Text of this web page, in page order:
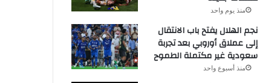
منذ يوم واحد
نجم الهلال يفتح باب الانتقال
إلى عملاق أوروبي بعد تجربة
سعودية غير مكتملة الطموح
منذ أسبوع واحد